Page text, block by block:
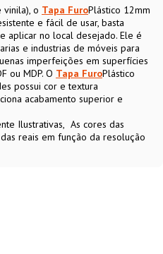
vinila), o Tapa FuroPlástico 12mm
e fácil de usar, basta
aplicar no local desejado. Ele é
e industrias de móveis para
imperfeições em superfícies
ou MDP. O Tapa FuroPlástico
possui cor e textura
acabamento superior e
Ilustrativas
As cores das
reais em função da resolução